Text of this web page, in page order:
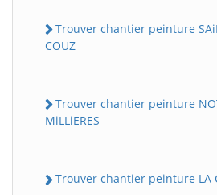
Trouver chantier peinture
COUZ
Trouver chantier peinture
MiLLiERES
Trouver chantier peinture LA